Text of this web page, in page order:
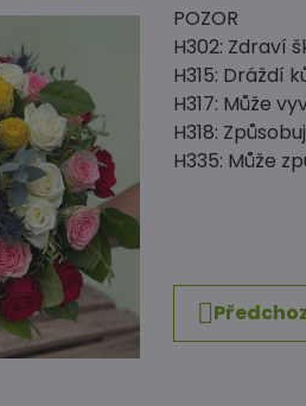
POZOR
H302: Zdraví
H315: Dráždí
H317: Může
H318:
H335: Může